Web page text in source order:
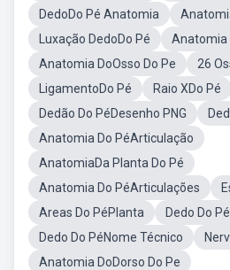
DedoDo Pé Anatomia
Luxação DedoDo Pé
Anatomia
Anatomia DoOsso Do Pe
26
LigamentoDo Pé
Raio XDo Pé
Dedão Do PéDesenho PNG
Anatomia Do PéArticulação
AnatomiaDa Planta Do Pé
Anatomia Do PéArticulações
Areas Do PéPlanta
Dedo Do
Dedo Do PéNome Técnico
Anatomia DoDorso Do Pe